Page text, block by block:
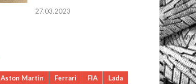
27.03.2023
Aston Martin Ferrari FIA
Lada